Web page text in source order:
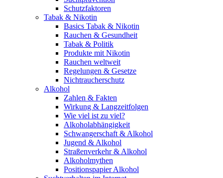
Schutzfaktoren
Tabak & Nikotin
Basics Tabak & Nikotin
Rauchen & Gesundheit
Tabak & Politik
Produkte mit Nikotin
Rauchen weltweit
Regelungen & Gesetze
Nichtraucherschutz
Alkohol
Zahlen & Fakten
Wirkung & Langzeitfolgen
Wie viel ist zu viel?
Alkoholabhängigkeit
Schwangerschaft & Alkohol
Jugend & Alkohol
Straßenverkehr & Alkohol
Alkoholmythen
Positionspapier Alkohol